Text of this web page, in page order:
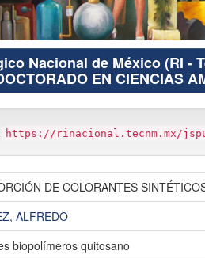
Nacional de México (RI -
EN CIENCIAS
https://rinacional.tecnm.mx/
DE COLORANTES
ALFREDO
biopolímeros quitosano